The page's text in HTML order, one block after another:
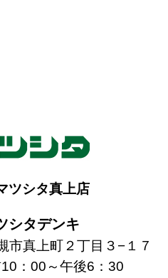
ツシタ真上店
シタデンキ
市真上町２丁目３−１７
10：00～午後6：30